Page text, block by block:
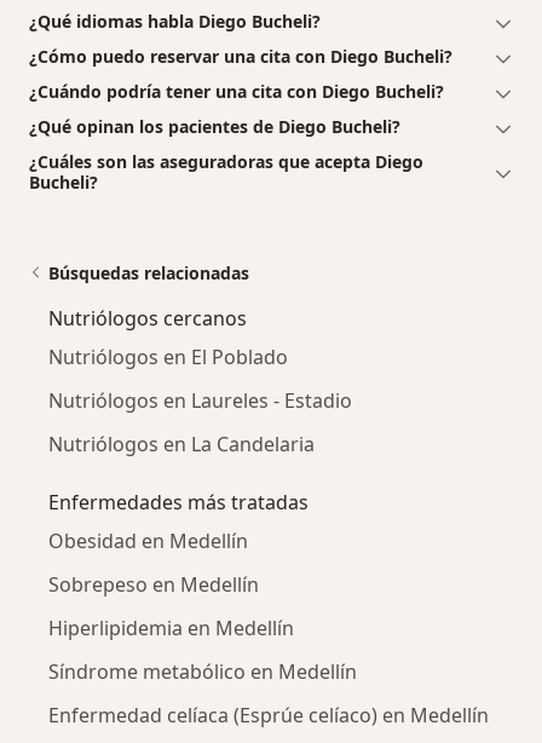
¿Qué idiomas habla Diego Bucheli?
¿Cómo puedo reservar una cita con Diego Bucheli?
¿Cuándo podría tener una cita con Diego Bucheli?
¿Qué opinan los pacientes de Diego Bucheli?
¿Cuáles son las aseguradoras que acepta Diego
Bucheli?
Búsquedas relacionadas
Nutriólogos cercanos
Nutriólogos en El Poblado
Nutriólogos en Laureles - Estadio
Nutriólogos en La Candelaria
Enfermedades más tratadas
Obesidad en Medellín
Sobrepeso en Medellín
Hiperlipidemia en Medellín
Síndrome metabólico en Medellín
Enfermedad celíaca (Esprúe celíaco) en Medellín